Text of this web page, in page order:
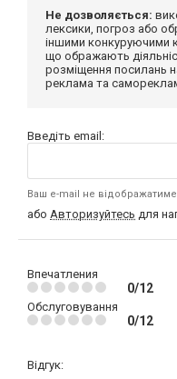
Не дозволяється:
лексики, погроз або
іншими конкуруючими
що ображають
розміщення посилань
реклама та
Введіть email:
Ваш e-mail не
або Авторизуйтесь для
Впечатления
0/12
Обслуговування
0/12
Відгук: